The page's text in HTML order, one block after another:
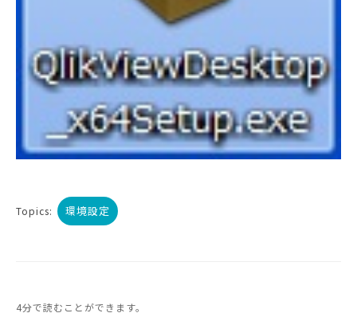
Topics: 環境設定
4分で読むことができます。